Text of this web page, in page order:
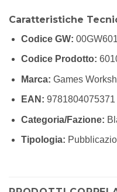
Caratteristiche
Codice GW:
Codice Prodotto:
Marca: Games
EAN: 9781804075371
Categoria/Fazione:
Tipologia: